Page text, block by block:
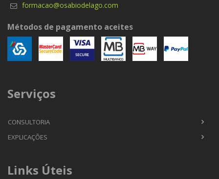
formacao@osabiodelago.com
Métodos de pagamento aceites
Serviços
CONSULTORIA
EXPLICAÇÕES
Links Úteis